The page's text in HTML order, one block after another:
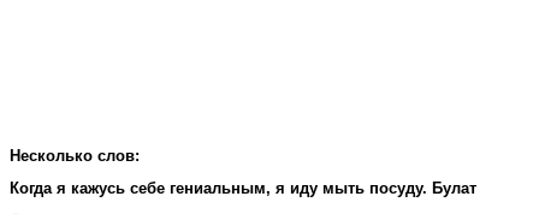
Несколько слов:
Когда я кажусь себе гениальным, я иду мыть посуду. Булат